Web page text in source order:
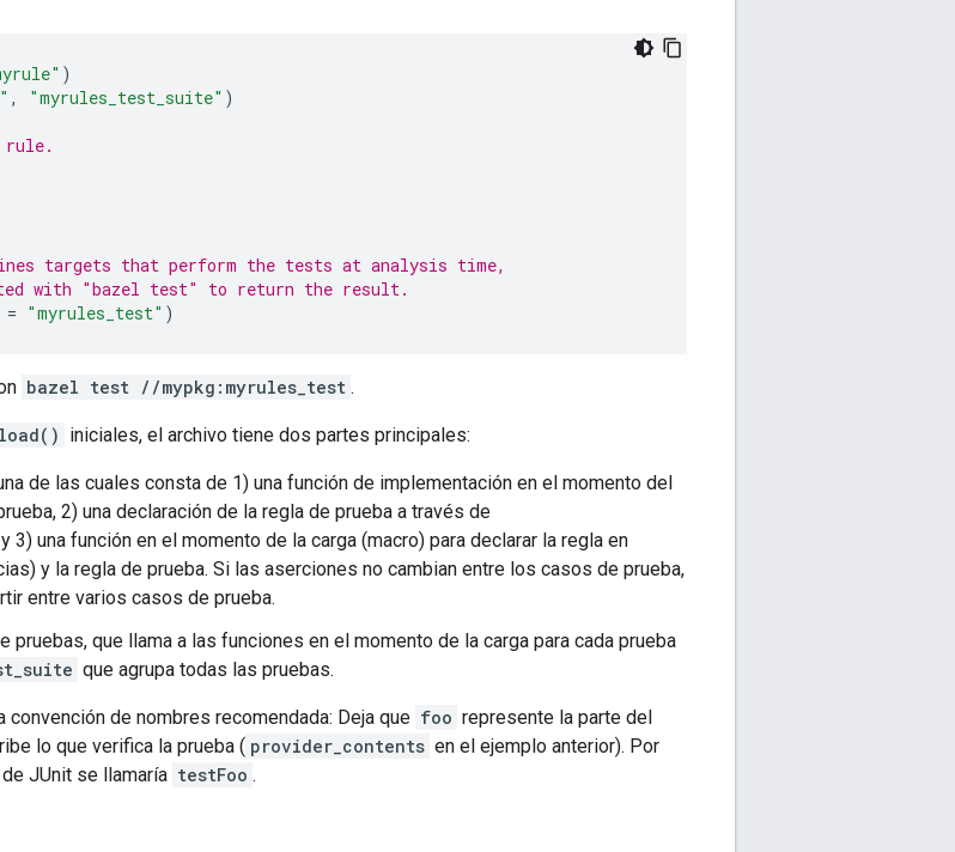
)
, "myrules_test_suite" )
rule.
targets that perform the tests at analysis time,
with "bazel test" to return the result.
= "myrules_test" )
bazel test //mypkg:myrules_test .
load() iniciales, el archivo tiene dos partes principales:
de las cuales consta de 1) una función de implementación en el momento del
2) una declaración de la regla de prueba a través de
y 3) una función en el momento de la carga (macro) para declarar la regla en
y la regla de prueba. Si las aserciones no cambian entre los casos de prueba,
entre varios casos de prueba.
pruebas, que llama a las funciones en el momento de la carga para cada prueba
que agrupa todas las pruebas.
convención de nombres recomendada: Deja que foo represente la parte del
lo que verifica la prueba ( provider_contents en el ejemplo anterior). Por
JUnit se llamaría testFoo .